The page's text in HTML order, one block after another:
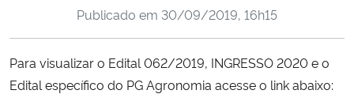
Ministério da Cidadania
Ministério de Minas e Energia
Publicado em 30/09/2019, 16h15
Para visualizar o Edital 062/2019, INGRESSO 2020 e o
Edital específico do PG Agronomia acesse o link abaixo: